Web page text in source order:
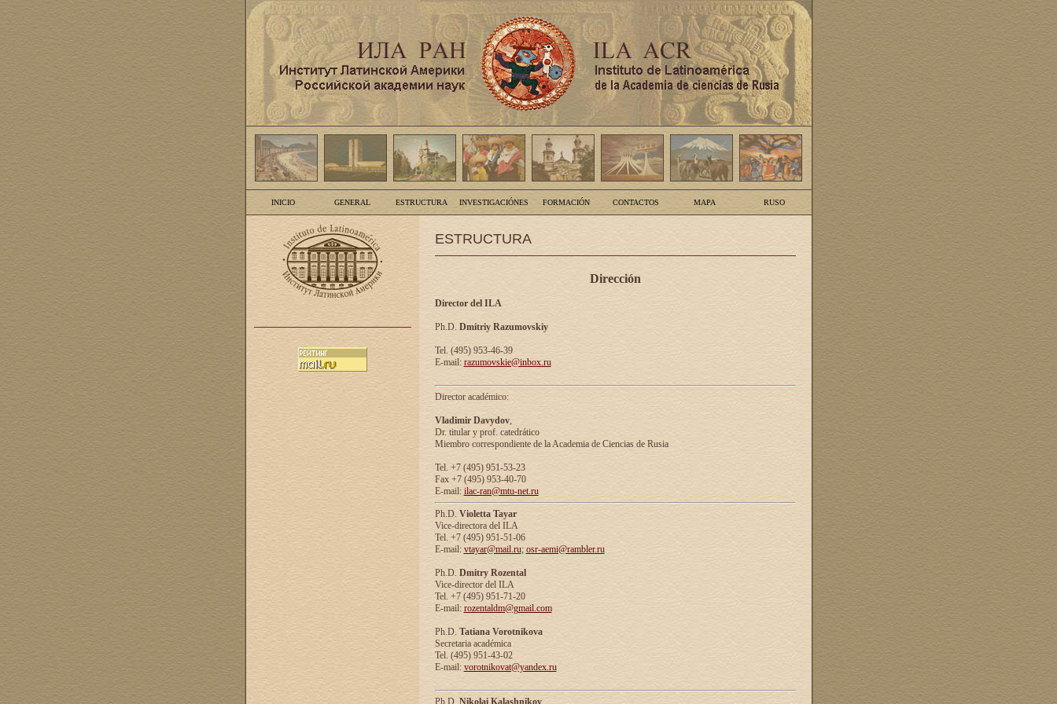
INICIO GENERAL ESTRUCTURA INVESTIGACIÓNES FORMACIÓN CONTACTOS MAPA RUSO
ESTRUCTURA
Dirección
Director del ILA
Ph.D. Dmitriy Razumovskiy
Tel. (495) 953-46-39
E-mail: razumovskie@inbox.ru
Director académico:
Vladimir Davydov,
Dr. titular y prof. catedrático
Miembro correspondiente de la Academia de Ciencias de Rusia
Tel. +7 (495) 951-53-23
Fax +7 (495) 953-40-70
E-mail: ilac-ran@mtu-net.ru
Ph.D. Violetta Tayar
Vice-directora del ILA
Tel. +7 (495) 951-51-06
E-mail: vtayar@mail.ru; osr-aemi@rambler.ru
Ph.D. Dmitry Rozental
Vice-director del ILA
Tel. +7 (495) 951-71-20
E-mail: rozentaldm@gmail.com
Ph.D. Tatiana Vorotnikova
Secretaria académica
Tel. (495) 951-43-02
E-mail: vorotnikovat@yandex.ru
Ph.D. Nikolai Kalashnikov